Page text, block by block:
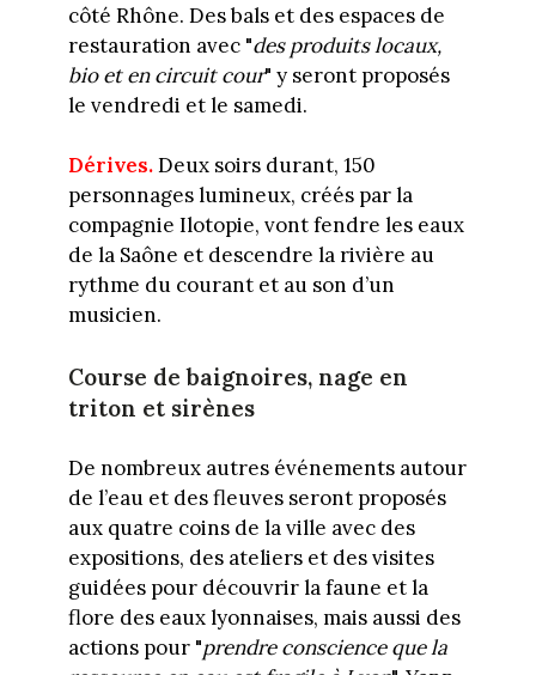
côté Rhône. Des bals et des espaces de
restauration avec "des produits locaux,
bio et en circuit cour" y seront proposés
le vendredi et le samedi.
Dérives.Deux soirs durant, 150
personnages lumineux, créés par la
compagnie Ilotopie, vont fendre les eaux
de la Saône et descendre la rivière au
rythme du courant et au son d’un
musicien.
Course de baignoires, nage en
triton et sirènes
De nombreux autres événements autour
de l’eau et des fleuves seront proposés
aux quatre coins de la ville avec des
expositions, des ateliers et des visites
guidées pour découvrir la faune et la
flore des eaux lyonnaises, mais aussi des
actions pour "prendre conscience que la